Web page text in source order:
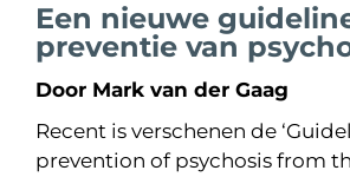
Een nieuwe
preventie van
Door Mark van der Gaag
Recent is verschenen de
prevention of psychosis from